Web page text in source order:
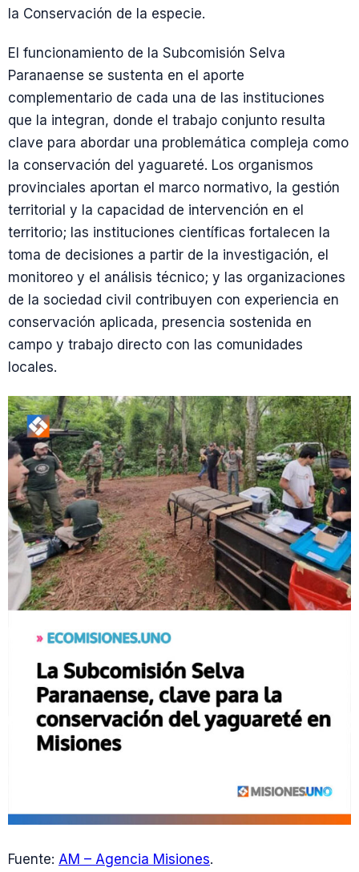
la Conservación de la especie.
El funcionamiento de la Subcomisión Selva
Paranaense se sustenta en el aporte
complementario de cada una de las instituciones
que la integran, donde el trabajo conjunto resulta
clave para abordar una problemática compleja como
la conservación del yaguareté. Los organismos
provinciales aportan el marco normativo, la gestión
territorial y la capacidad de intervención en el
territorio; las instituciones científicas fortalecen la
toma de decisiones a partir de la investigación, el
monitoreo y el análisis técnico; y las organizaciones
de la sociedad civil contribuyen con experiencia en
conservación aplicada, presencia sostenida en
campo y trabajo directo con las comunidades
locales.
Fuente: AM – Agencia Misiones.